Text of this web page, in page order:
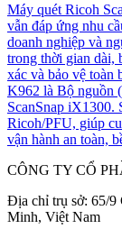
Máy quét Ricoh
vẫn đáp ứng nhu
doanh nghiệp và
trong thời gian dài,
xác và bảo vệ toàn
K962 là Bộ nguồn
ScanSnap iX1300.
Ricoh/PFU, giúp
vận hành an toàn,
CÔNG TY CỔ
Địa chỉ trụ sở: 65/9
Minh, Việt Nam